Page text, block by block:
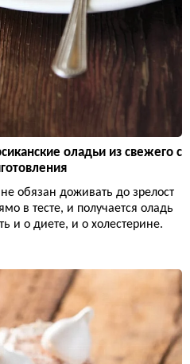
оладьи из свежего с
обязан доживать до зрелост
в тесте, и получается оладь
и о диете, и о холестерине.